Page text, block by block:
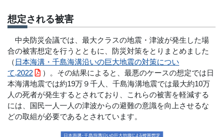
想定される被害
中央防災会議では、最大クラスの地震・津波が発生した場
合の被害想定を行うとともに、防災対策をとりまとめました
（ 日本海溝・千島海溝沿いの巨大地震の対策につい
て,2022
）。その結果によると、最悪のケースの想定では日
本海溝地震では約19万９千人、千島海溝地震では最大約10万
人の死者が発生するとされており、これらの被害を軽減する
には、国民一人一人の津波からの避難の意識を向上させるな
どの取組が必要であるとされています。